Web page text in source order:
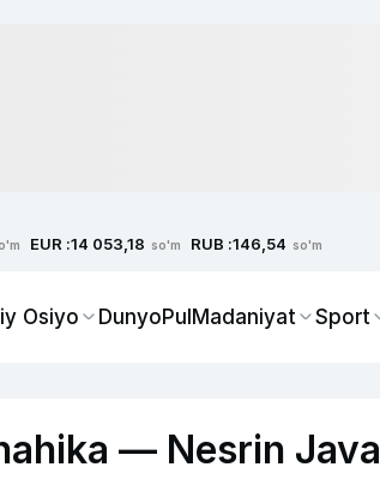
EUR :14 053,18 so'm RUB :146,54 so'm
Osiyo DunyoPulMadaniyat Sport
— Nesrin